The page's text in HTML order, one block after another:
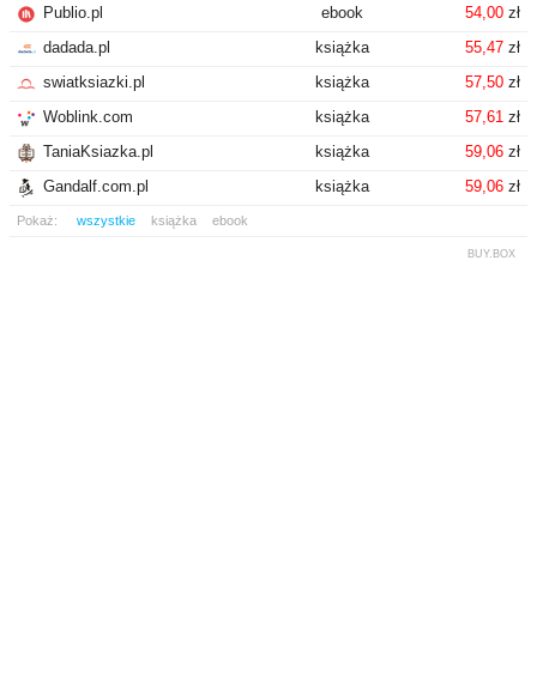
Publio.pl
ebook 54,00 zł
dadada.pl
książka 55,47 zł
swiatksiazki.pl
książka 57,50 zł
Woblink.com
książka 57,61 zł
TaniaKsiazka.pl
książka 59,06 zł
Gandalf.com.pl
książka 59,06 zł
Pokaż: wszystkie książka ebook
BUY.BOX